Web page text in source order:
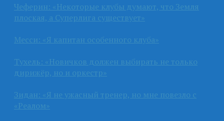
Чеферин: «Некоторые клубы думают, что Земля
плоская, а Суперлига существует»
Месси: «Я капитан особенного клуба»
Тухель: «Новичков должен выбирать не только
дирижёр, но и оркестр»
Зидан: «Я не ужасный тренер, но мне повезло с
«Реалом»